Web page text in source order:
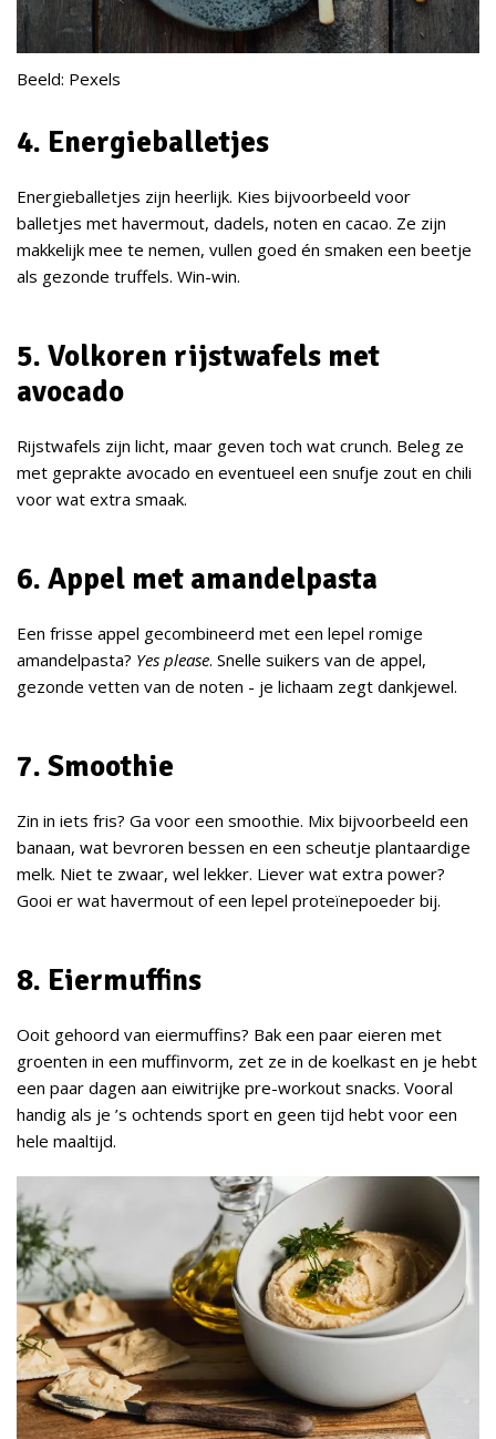
Beeld: Pexels
4. Energieballetjes
Energieballetjes zijn heerlijk. Kies bijvoorbeeld voor
balletjes met havermout, dadels, noten en cacao. Ze zijn
makkelijk mee te nemen, vullen goed én smaken een beetje
als gezonde truffels. Win-win.
5. Volkoren rijstwafels met
avocado
Rijstwafels zijn licht, maar geven toch wat crunch. Beleg ze
met geprakte avocado en eventueel een snufje zout en chili
voor wat extra smaak.
6. Appel met amandelpasta
Een frisse appel gecombineerd met een lepel romige
amandelpasta? Yes please. Snelle suikers van de appel,
gezonde vetten van de noten - je lichaam zegt dankjewel.
7. Smoothie
Zin in iets fris? Ga voor een smoothie. Mix bijvoorbeeld een
banaan, wat bevroren bessen en een scheutje plantaardige
melk. Niet te zwaar, wel lekker. Liever wat extra power?
Gooi er wat havermout of een lepel proteïnepoeder bij.
8. Eiermuffins
Ooit gehoord van eiermuffins? Bak een paar eieren met
groenten in een muffinvorm, zet ze in de koelkast en je hebt
een paar dagen aan eiwitrijke pre-workout snacks. Vooral
handig als je ’s ochtends sport en geen tijd hebt voor een
hele maaltijd.